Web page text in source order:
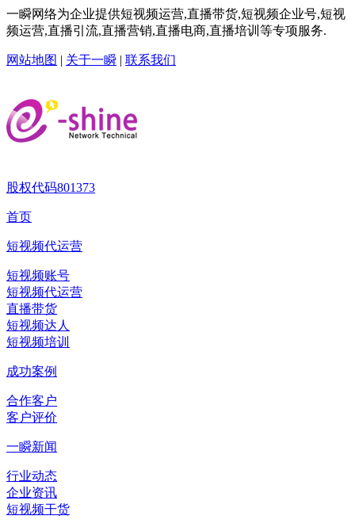
一瞬网络为企业提供短视频运营,直播带货,短视频企业号,短视
频运营,直播引流,直播营销,直播电商,直播培训等专项服务.
网站地图 | 关于一瞬 | 联系我们
股权代码801373
首页
短视频代运营
短视频账号
短视频代运营
直播带货
短视频达人
短视频培训
成功案例
合作客户
客户评价
一瞬新闻
行业动态
企业资讯
短视频干货